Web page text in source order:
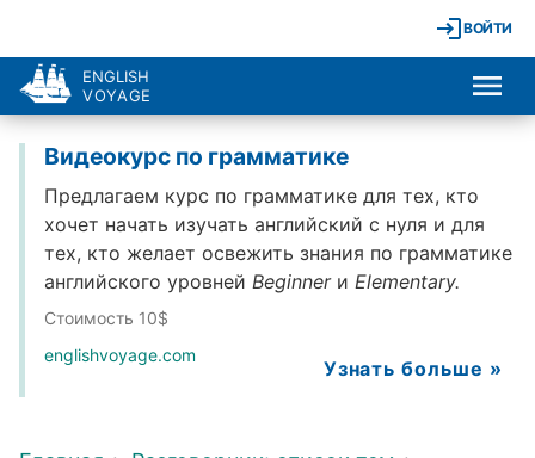
ВОЙТИ
ENGLISH
VOYAGE
Видеокурс по грамматике
Предлагаем курс по грамматике для тех, кто
хочет начать изучать английский с нуля и для
тех, кто желает освежить знания по грамматике
английского уровней Beginnerи Elementary.
Стоимость 10$
englishvoyage.com
Узнать больше »